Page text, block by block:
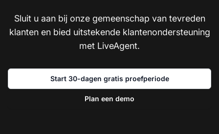
Sluit u aan bij onze gemeenschap van tevreden
klanten en bied uitstekende klantenondersteuning
met LiveAgent.
Start 30-dagen gratis proefperiode
Plan een demo